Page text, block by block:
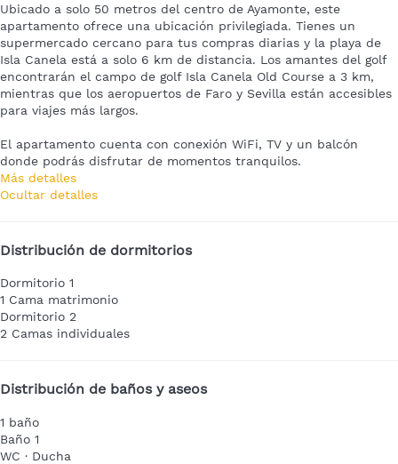
Ubicado a solo 50 metros del centro de Ayamonte, este
apartamento ofrece una ubicación privilegiada. Tienes un
supermercado cercano para tus compras diarias y la playa de
Isla Canela está a solo 6 km de distancia. Los amantes del golf
encontrarán el campo de golf Isla Canela Old Course a 3 km,
mientras que los aeropuertos de Faro y Sevilla están accesibles
para viajes más largos.
El apartamento cuenta con conexión WiFi, TV y un balcón
donde podrás disfrutar de momentos tranquilos.
Más detalles
Ocultar detalles
Distribución de dormitorios
Dormitorio 1
1 Cama matrimonio
Dormitorio 2
2 Camas individuales
Distribución de baños y aseos
1 baño
Baño 1
WC · Ducha